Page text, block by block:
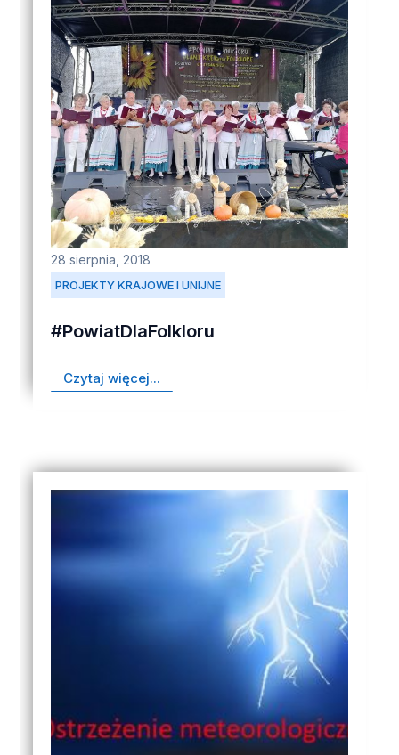
PROJEKTY KRAJOWE I UNIJNE
28 sierpnia, 2018
#PowiatDlaFolkloru
Czytaj więcej...